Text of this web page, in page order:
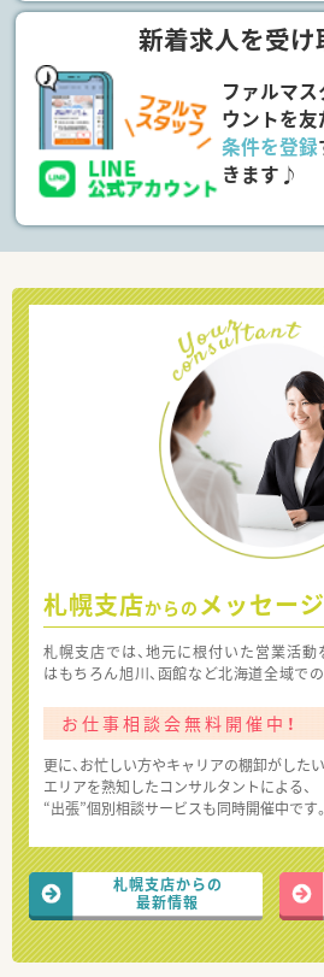
新着求人を受け
ファルマ
ウントを友
条件を登録
きます♪
札幌支店からの メッセージ
札幌支店では、地元に根付いた営業活動
はもちろん旭川、函館など北海道全域で
お仕事相談会無料開催中！
更に、お忙しい方やキャリアの棚卸がした
エリアを熟知したコンサルタントによる、
“出張”個別相談サービスも同時開催中です。
札幌支店からの
最新情報